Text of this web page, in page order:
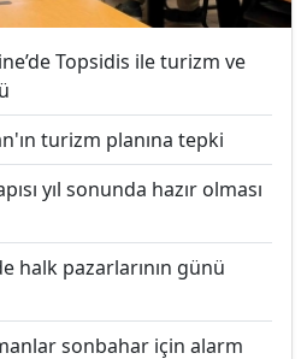
Topsidis ile turizm ve
turizm planına tepki
yıl sonunda hazır olması
halk pazarlarının günü
sonbahar için alarm